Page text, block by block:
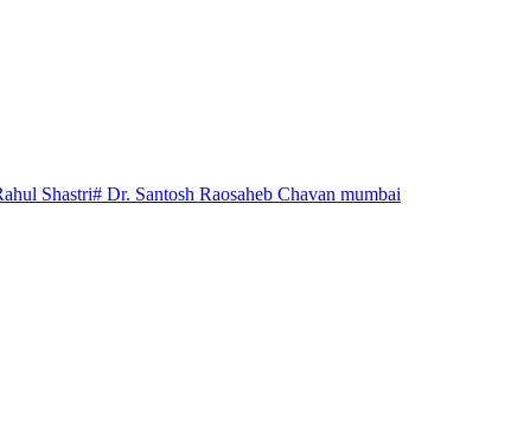
Shastri# Dr. Santosh Raosaheb Chavan mumbai